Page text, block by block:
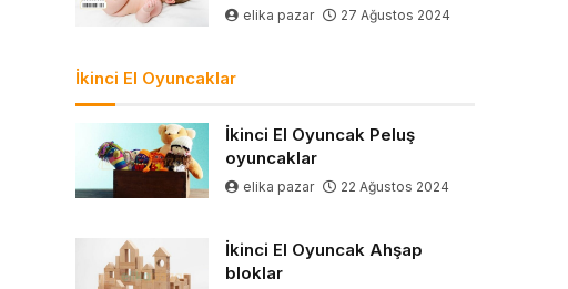
elika pazar 27 Ağustos 2024
İkinci El Oyuncaklar
İkinci El Oyuncak Peluş
oyuncaklar
elika pazar 22 Ağustos 2024
İkinci El Oyuncak Ahşap
bloklar